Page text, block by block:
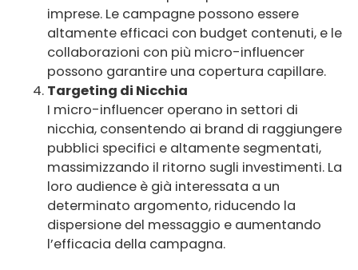
imprese. Le campagne possono essere
altamente efficaci con budget contenuti, e le
collaborazioni con più micro-influencer
possono garantire una copertura capillare.
Targeting di Nicchia
I micro-influencer operano in settori di
nicchia, consentendo ai brand di raggiungere
pubblici specifici e altamente segmentati,
massimizzando il ritorno sugli investimenti. La
loro audience è già interessata a un
determinato argomento, riducendo la
dispersione del messaggio e aumentando
l’efficacia della campagna.